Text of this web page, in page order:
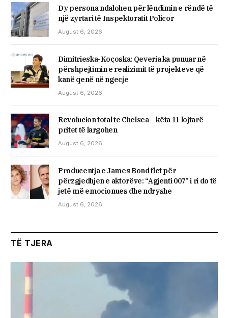
Dy persona ndalohen për lëndimin e rëndë të
një zyrtari të Inspektoratit Policor
August 6, 2026
Dimitrieska-Koçoska: Qeveria ka punuar në
përshpejtimin e realizimit të projekteve që
kanë qenë në ngecje
August 6, 2026
Revolucion total te Chelsea – këta 11 lojtarë
pritet të largohen
August 6, 2026
Producentja e James Bond flet për
përzgjedhjen e aktorëve: “Agjenti 007” i ri do të
jetë më emocionues dhe ndryshe
August 6, 2026
TË TJERA